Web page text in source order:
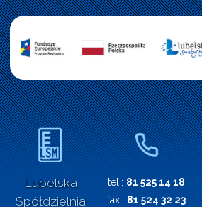
Lubelska
Spółdzielnia
tel.: 81 525 14 18
fax.: 81 524 32 23